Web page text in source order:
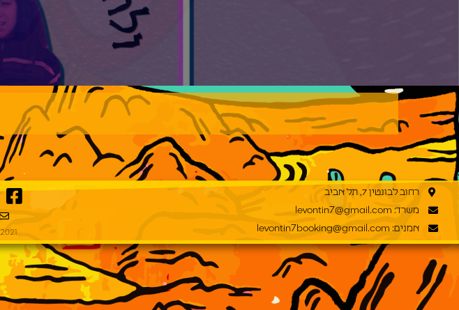
רחוב לבונטין 7, תל אביב
משרד: levontin7@gmail.com
אמנים: levontin7booking@gmail.com
2021 © לבונטין 7